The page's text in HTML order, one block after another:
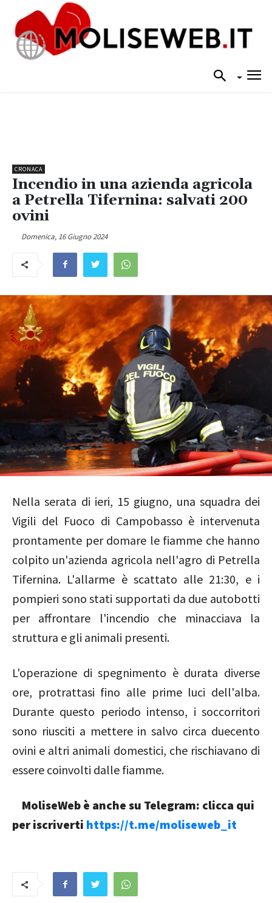
CRONACA
Incendio in una azienda agricola
a Petrella Tifernina: salvati 200
ovini
Domenica, 16 Giugno 2024
Nella serata di ieri, 15 giugno, una squadra dei
Vigili del Fuoco di Campobasso è intervenuta
prontamente per domare le fiamme che hanno
colpito un'azienda agricola nell'agro di Petrella
Tifernina. L'allarme è scattato alle 21:30, e i
pompieri sono stati supportati da due autobotti
per affrontare l'incendio che minacciava la
struttura e gli animali presenti.
L'operazione di spegnimento è durata diverse
ore, protrattasi fino alle prime luci dell'alba.
Durante questo periodo intenso, i soccorritori
sono riusciti a mettere in salvo circa duecento
ovini e altri animali domestici, che rischiavano di
essere coinvolti dalle fiamme.
MoliseWeb è anche su Telegram: clicca qui
per iscriverti https://t.me/moliseweb_it